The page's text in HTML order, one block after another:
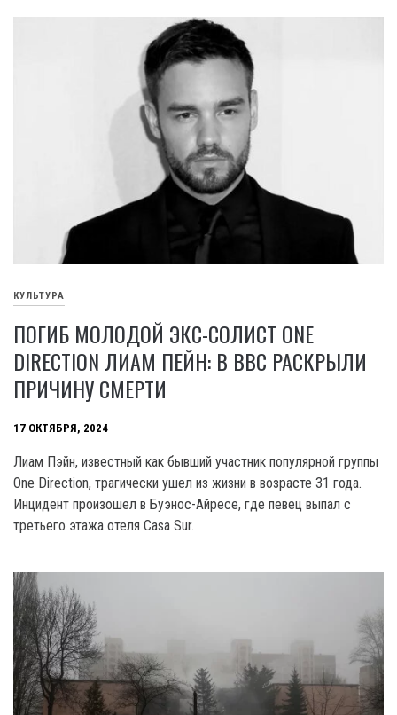
КУЛЬТУРА
ПОГИБ МОЛОДОЙ ЭКС-СОЛИСТ ONE
DIRECTION ЛИАМ ПЕЙН: В ВВС РАСКРЫЛИ
ПРИЧИНУ СМЕРТИ
17 ОКТЯБРЯ, 2024
Лиам Пэйн, известный как бывший участник популярной группы
One Direction, трагически ушел из жизни в возрасте 31 года.
Инцидент произошел в Буэнос-Айресе, где певец выпал с
третьего этажа отеля Casa Sur.